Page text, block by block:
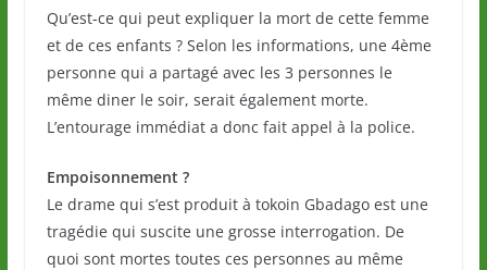
Qu’est-ce qui peut expliquer la mort de cette femme
et de ces enfants ? Selon les informations, une 4ème
personne qui a partagé avec les 3 personnes le
même diner le soir, serait également morte.
L’entourage immédiat a donc fait appel à la police.
Empoisonnement ?
Le drame qui s’est produit à tokoin Gbadago est une
tragédie qui suscite une grosse interrogation. De
quoi sont mortes toutes ces personnes au même